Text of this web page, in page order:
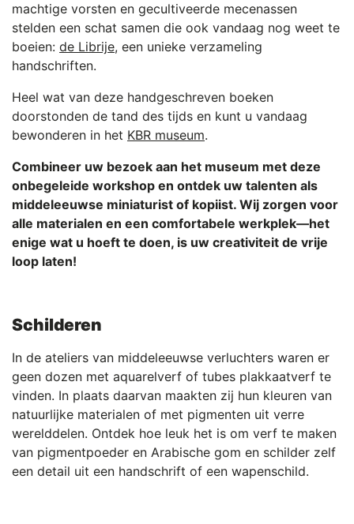
machtige vorsten en gecultiveerde mecenassen
stelden een schat samen die ook vandaag nog weet te
boeien: de Librije, een unieke verzameling
handschriften.
Heel wat van deze handgeschreven boeken
doorstonden de tand des tijds en kunt u vandaag
bewonderen in het KBR museum.
Combineer uw bezoek aan het museum met deze
onbegeleide workshop en ontdek uw talenten als
middeleeuwse miniaturist of kopiist. Wij zorgen voor
alle materialen en een comfortabele werkplek—het
enige wat u hoeft te doen, is uw creativiteit de vrije
loop laten!
Schilderen
In de ateliers van middeleeuwse verluchters waren er
geen dozen met aquarelverf of tubes plakkaatverf te
vinden. In plaats daarvan maakten zij hun kleuren van
natuurlijke materialen of met pigmenten uit verre
werelddelen. Ontdek hoe leuk het is om verf te maken
van pigmentpoeder en Arabische gom en schilder zelf
een detail uit een handschrift of een wapenschild.